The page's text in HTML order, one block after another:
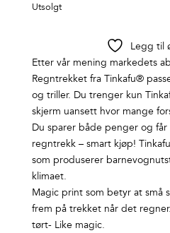
Utsolgt
Legg til
Etter vår mening markedets
Regntrekket fra Tinkafu®
og triller. Du trenger kun
skjerm uansett hvor mange
Du sparer både penger og
regntrekk – smart kjøp!
som produserer
klimaet.
Magic print som betyr at små
frem på trekket når det
tørt- Like magic.